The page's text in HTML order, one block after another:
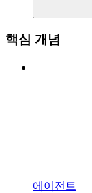
핵심 개념
에이전트